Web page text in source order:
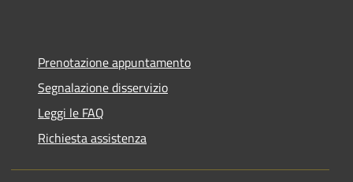
Prenotazione appuntamento
Segnalazione disservizio
Leggi le FAQ
Richiesta assistenza